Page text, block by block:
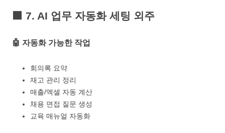
7. AI 업무 자동화 세팅 외주
🤖 자동화 가능한 작업
회의록 요약
재고 관리 정리
매출/엑셀 자동 계산
채용 면접 질문 생성
교육 매뉴얼 자동화